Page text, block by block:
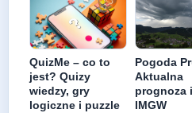
QuizMe – co to
jest? Quizy
wiedzy, gry
logiczne i puzzle
Pogoda
Aktualna
prognoza
IMGW